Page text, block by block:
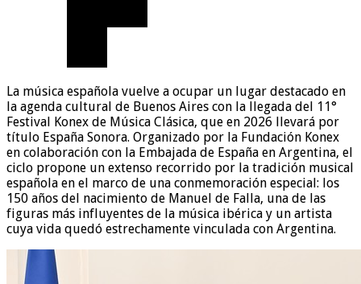
La música española vuelve a ocupar un lugar destacado en
la agenda cultural de Buenos Aires con la llegada del 11°
Festival Konex de Música Clásica, que en 2026 llevará por
título España Sonora. Organizado por la Fundación Konex
en colaboración con la Embajada de España en Argentina, el
ciclo propone un extenso recorrido por la tradición musical
española en el marco de una conmemoración especial: los
150 años del nacimiento de Manuel de Falla, una de las
figuras más influyentes de la música ibérica y un artista
cuya vida quedó estrechamente vinculada con Argentina.